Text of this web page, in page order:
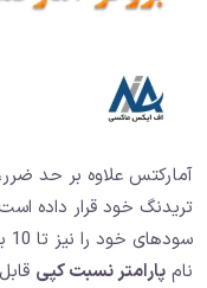
آمارکتس علاوه بر حد
تریدنگ خود قرار داده
نام پارامتر نسبت کپی